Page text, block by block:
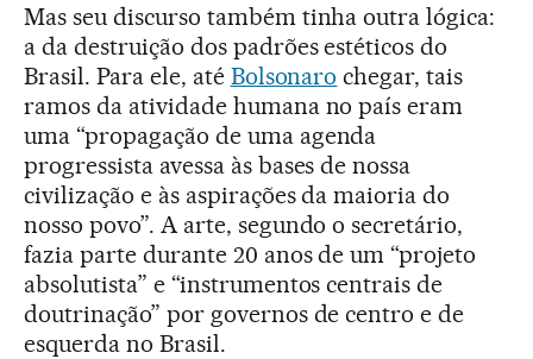
Mas seu discurso também tinha outra lógica:
a da destruição dos padrões estéticos do
Brasil. Para ele, até Bolsonaro chegar, tais
ramos da atividade humana no país eram
uma “propagação de uma agenda
progressista avessa às bases de nossa
civilização e às aspirações da maioria do
nosso povo”. A arte, segundo o secretário,
fazia parte durante 20 anos de um “projeto
absolutista” e “instrumentos centrais de
doutrinação” por governos de centro e de
esquerda no Brasil.